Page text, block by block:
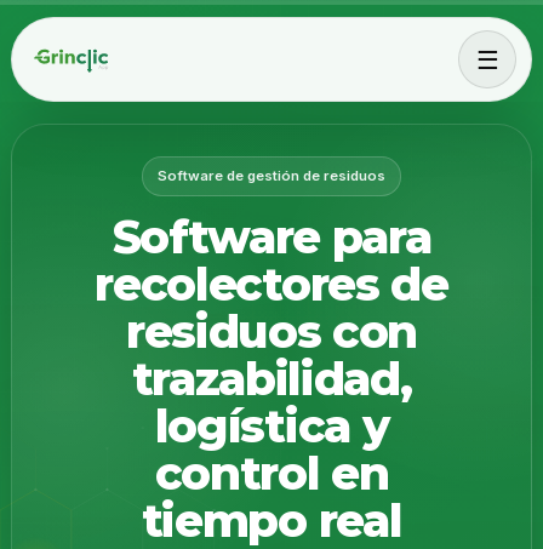
☰
Software de gestión de residuos
Software para
recolectores de
residuos con
trazabilidad,
logística y
control en
tiempo real